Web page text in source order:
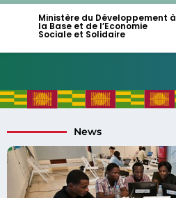
Ministère du Développement à
la Base et de l’Economie
Sociale et Solidaire
News